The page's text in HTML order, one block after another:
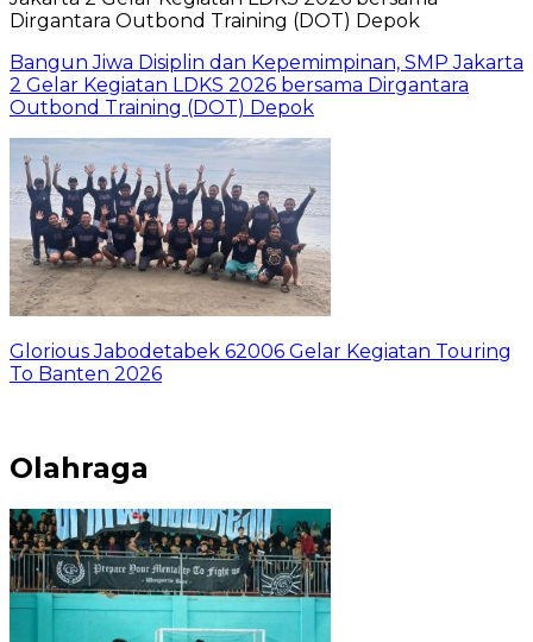
Bangun Jiwa Disiplin dan Kepemimpinan, SMP Jakarta
2 Gelar Kegiatan LDKS 2026 bersama Dirgantara
Outbond Training (DOT) Depok
Glorious Jabodetabek 62006 Gelar Kegiatan Touring
To Banten 2026
Olahraga